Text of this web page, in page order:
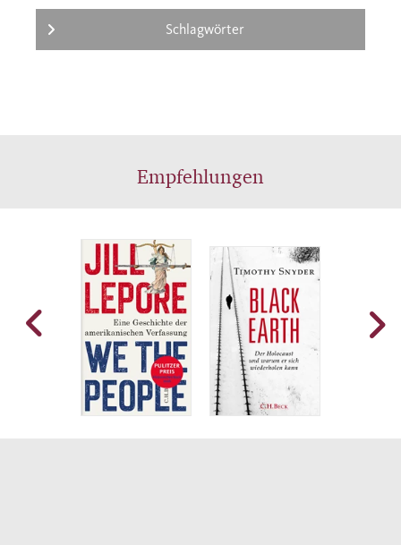
Schlagwörter
Empfehlungen